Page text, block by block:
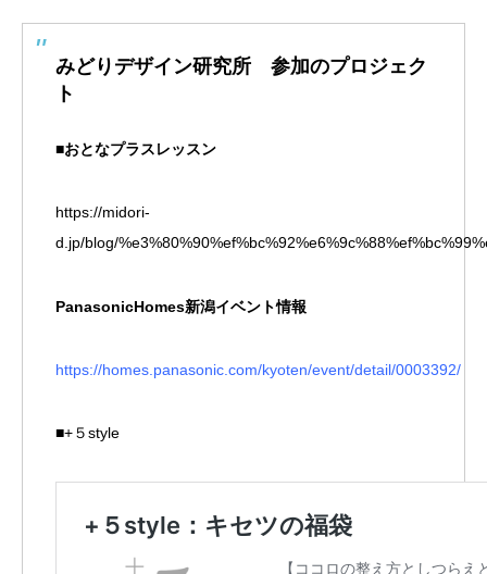
みどりデザイン研究所 参加のプロジェク
ト
■おとなプラスレッスン
https://midori-
d.jp/blog/
PanasonicHomes新潟イベント情報
https://homes.panasonic.com/kyoten/event/detail/0003392/
■+５style